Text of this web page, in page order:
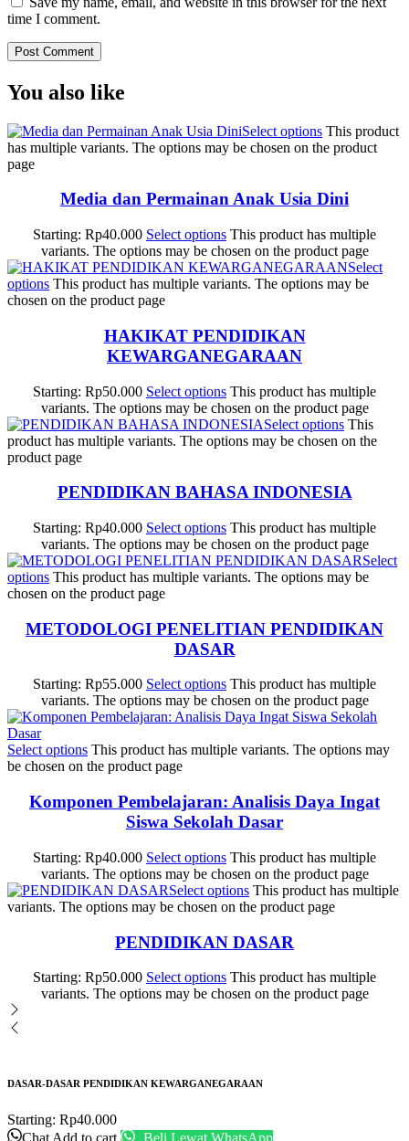
time I comment.
You also like
Select options This product
has multiple variants. The options may be chosen on the product
page
Media dan Permainan Anak Usia Dini
Starting: Rp40.000 Select options This product has multiple
variants. The options may be chosen on the product page
Select
options This product has multiple variants. The options may be
chosen on the product page
HAKIKAT PENDIDIKAN
KEWARGANEGARAAN
Starting: Rp50.000 Select options This product has multiple
variants. The options may be chosen on the product page
Select options This
product has multiple variants. The options may be chosen on the
product page
PENDIDIKAN BAHASA INDONESIA
Starting: Rp40.000 Select options This product has multiple
variants. The options may be chosen on the product page
Select
options This product has multiple variants. The options may be
chosen on the product page
METODOLOGI PENELITIAN PENDIDIKAN
DASAR
Starting: Rp55.000 Select options This product has multiple
variants. The options may be chosen on the product page
Select options This product has multiple variants. The options may
be chosen on the product page
Komponen Pembelajaran: Analisis Daya Ingat
Siswa Sekolah Dasar
Starting: Rp40.000 Select options This product has multiple
variants. The options may be chosen on the product page
Select options This product has multiple
variants. The options may be chosen on the product page
PENDIDIKAN DASAR
Starting: Rp50.000 Select options This product has multiple
variants. The options may be chosen on the product page
DASAR-DASAR PENDIDIKAN KEWARGANEGARAAN
Starting: Rp40.000